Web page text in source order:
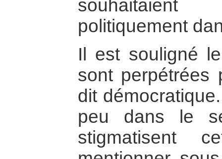
politiquement
Il est souligné
sont perpétrées
dit
peu dans le
stigmatisent